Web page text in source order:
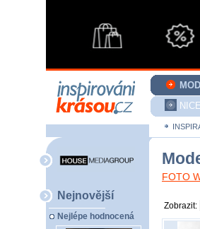
Nejnovější
Nejlépe hodnocená
FOTO
Zobrazit: